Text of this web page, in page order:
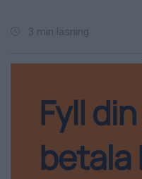
3 min läsning